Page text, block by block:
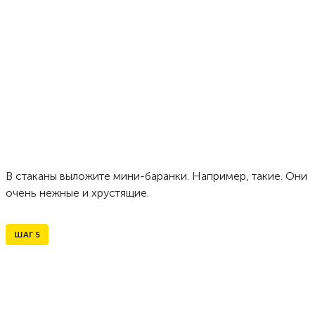
В стаканы выложите мини-баранки. Например, такие. Они
очень нежные и хрустящие.
ШАГ 5